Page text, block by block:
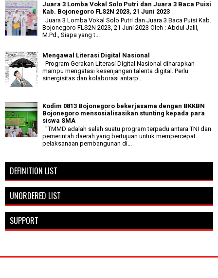
Juara 3 Lomba Vokal Solo Putri dan Juara 3 Baca Puisi
Kab. Bojonegoro FLS2N 2023, 21 Juni 2023
Juara 3 Lomba Vokal Solo Putri dan Juara 3 Baca Puisi Kab.
Bojonegoro FLS2N 2023, 21 Juni 2023 Oleh : Abdul Jalil,
M.Pd., Siapa yang t...
Mengawal Literasi Digital Nasional
Program Gerakan Literasi Digital Nasional diharapkan
mampu mengatasi kesenjangan talenta digital. Perlu
sinergisitas dan kolaborasi antarp...
Kodim 0813 Bojonegoro bekerjasama dengan BKKBN
Bojonegoro mensosialisasikan stunting kepada para
siswa SMA
"TMMD adalah salah suatu program terpadu antara TNI dan
pemerintah daerah yang bertujuan untuk mempercepat
pelaksanaan pembangunan di...
DEFINITION LIST
UNORDERED LIST
SUPPORT